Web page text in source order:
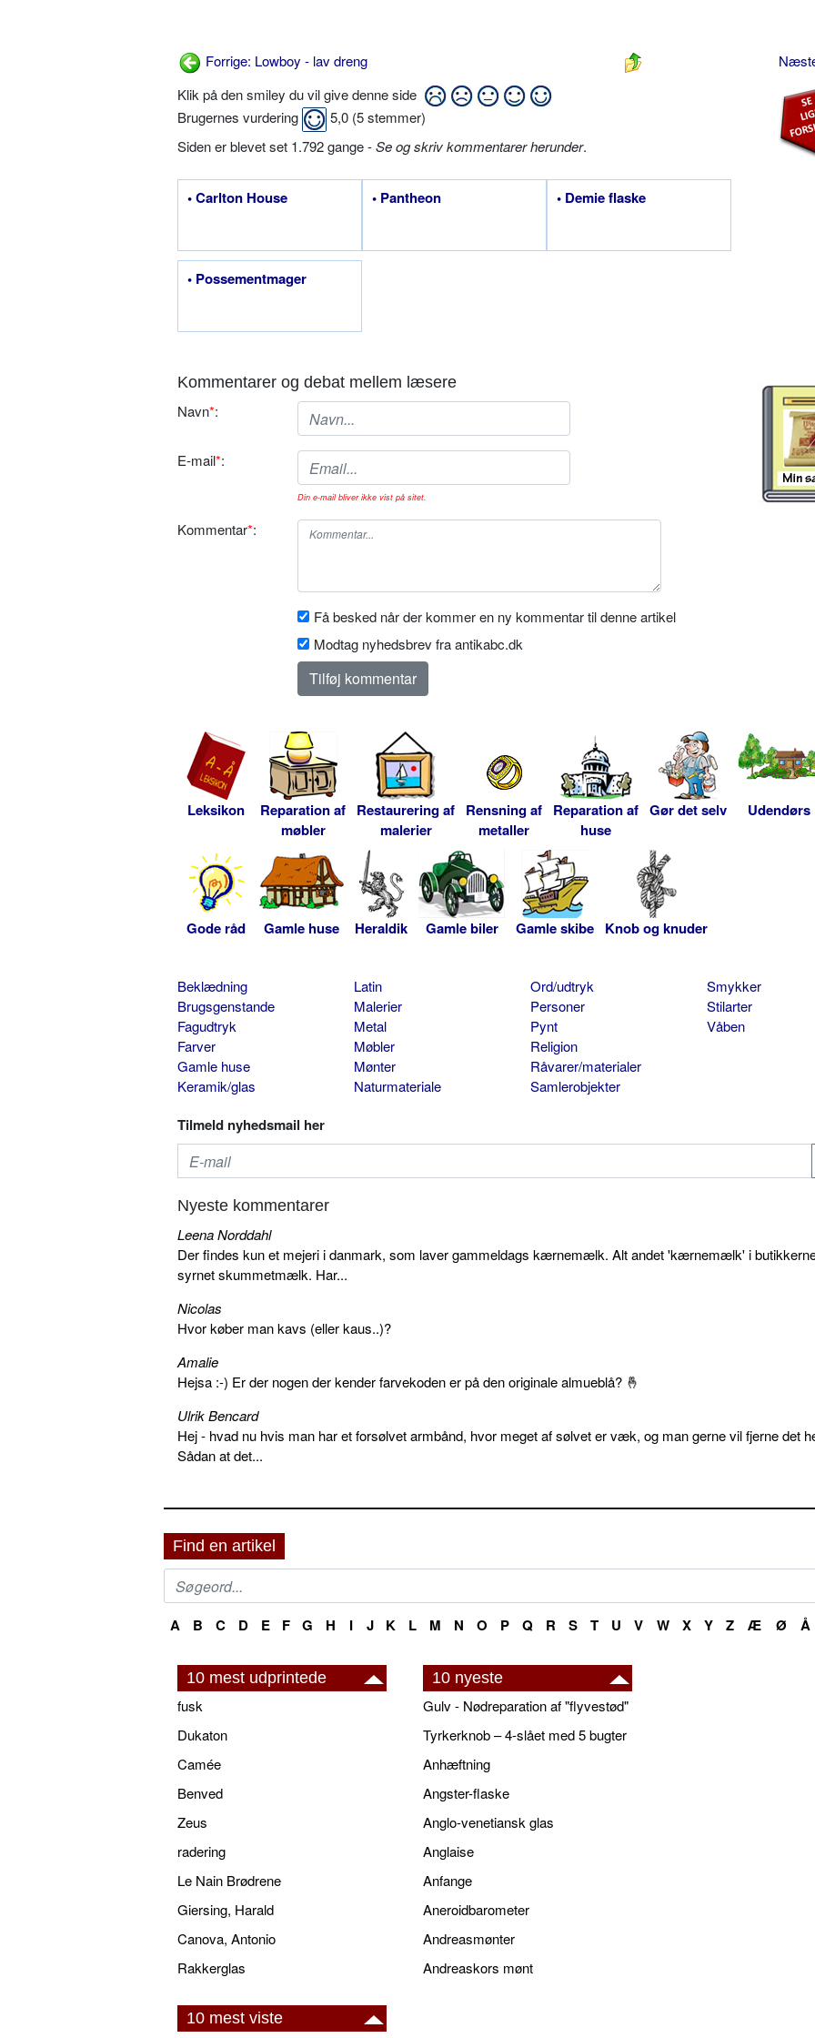
Forrige: Lowboy - lav dreng
Klik på den smiley du vil give denne side
Brugernes vurdering
5,0 (5stemmer)
Siden er blevet set 1.792 gange -Se og skriv kommentarer herunder.
• Carlton House • Pantheon • Demie flaske
• Possementmager
Kommentarer og debat mellem læsere
Navn*:
E-mail*:
Din e-mail bliver ikke vist på sitet.
Kommentar*:
Få besked når der kommer en ny kommentar til denne artikel
Modtag nyhedsbrev fra antikabc.dk
Leksikon
Reparation af
møbler
Restaurering af
malerier
Rensning af
metaller
Reparation af
huse
Gør det selv Udendørs
Gode råd Gamle huse Heraldik Gamle biler Gamle skibe Knob og knuder
Beklædning
Brugsgenstande
Fagudtryk
Farver
Gamle huse
Keramik/glas
Latin
Malerier
Metal
Møbler
Mønter
Naturmateriale
Ord/udtryk
Personer
Pynt
Religion
Råvarer/materialer
Samlerobjekter
Smykker
Stilarter
Våben
Tilmeld nyhedsmail her
Nyeste kommentarer
Leena Norddahl
Der findes kun et mejeri i danmark, som laver gammeldags kærnemælk. Alt andet 'kærnemælk' i
syrnet skummetmælk. Har...
Nicolas
Hvor køber man kavs (eller kaus..)?
Amalie
Hejsa :-) Er der nogen der kender farvekoden er på den originale almueblå? 🤞
Ulrik Bencard
Hej - hvad nu hvis man har et forsølvet armbånd, hvor meget af sølvet er væk, og man gerne vil fjerne det
Sådan at det...
Find en artikel
A B C D E F G H I J K L M N O P Q R S T U V W X Y Z Æ Ø Å
10 mest udprintede
fusk
Dukaton
Camée
Benved
Zeus
radering
Le Nain Brødrene
Giersing, Harald
Canova, Antonio
Rakkerglas
10 nyeste
Gulv - Nødreparation af "flyvestød"
Tyrkerknob – 4-slået med 5 bugter
Anhæftning
Angster-flaske
Anglo-venetiansk glas
Anglaise
Anfange
Aneroidbarometer
Andreasmønter
Andreaskors mønt
10 mest viste